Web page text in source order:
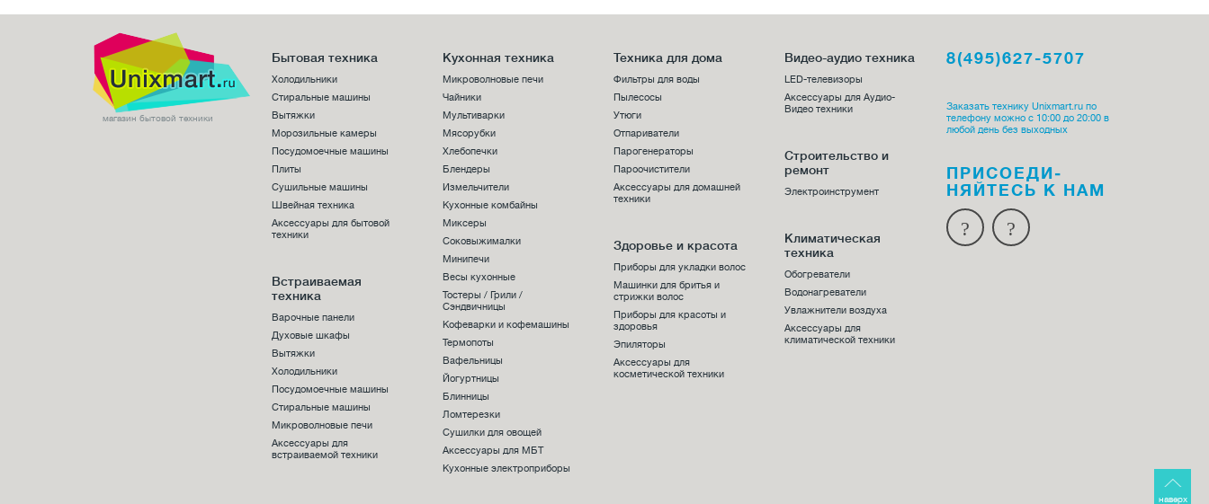
магазин бытовой техники
Бытовая техника
Холодильники
Стиральные машины
Вытяжки
Морозильные камеры
Посудомоечные машины
Плиты
Сушильные машины
Швейная техника
Аксессуары для бытовой
техники
Встраиваемая
техника
Варочные панели
Духовые шкафы
Вытяжки
Холодильники
Посудомоечные машины
Стиральные машины
Микроволновые печи
Аксессуары для
встраиваемой техники
Кухонная техника
Микроволновые печи
Чайники
Мультиварки
Мясорубки
Хлебопечки
Блендеры
Измельчители
Кухонные комбайны
Миксеры
Соковыжималки
Минипечи
Весы кухонные
Тостеры / Грили /
Сэндвичницы
Кофеварки и кофемашины
Термопоты
Вафельницы
Йогуртницы
Блинницы
Ломтерезки
Сушилки для овощей
Аксессуары для МБТ
Кухонные электроприборы
Техника для дома
Фильтры для воды
Пылесосы
Утюги
Отпариватели
Парогенераторы
Пароочистители
Аксессуары для домашней
техники
Здоровье и красота
Приборы для укладки волос
Машинки для бритья и
стрижки волос
Приборы для красоты и
здоровья
Эпиляторы
Аксессуары для
косметической техники
Видео-аудио техника
LED-телевизоры
Аксессуары для Аудио-
Видео техники
Строительство и
ремонт
Электроинструмент
Климатическая
техника
Обогреватели
Водонагреватели
Увлажнители воздуха
Аксессуары для
климатической техники
8(495)627-5707
Заказать технику Unixmart.ru по
телефону можно с 10:00 до 20:00 в
любой день без выходных
ПРИСОЕДИ­
НЯЙТЕСЬ К НАМ
наверх